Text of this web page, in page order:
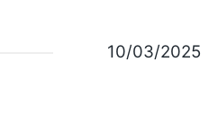
10/03/2025